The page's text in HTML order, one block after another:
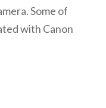
Some of
with Canon